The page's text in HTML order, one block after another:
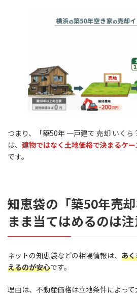
つまり、「築50年 一戸建て 売却 いく
は、 建物ではなく土地価格で決まるケ
です。
知恵袋の「築50年売
まま当てはめるのは
ネットの知恵袋などの相場情報は、 あ
えるのが安心です。
理由は、不動産価格は立地条件によって